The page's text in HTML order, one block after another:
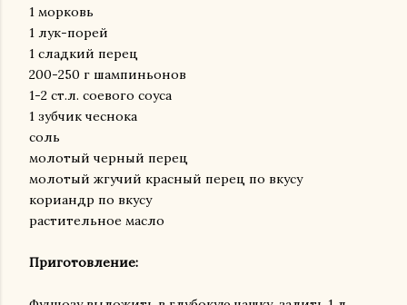
1 морковь
1 лук-порей
1 сладкий перец
200-250 г шампиньонов
1-2 ст.л. соевого соуса
1 зубчик чеснока
соль
молотый черный перец
молотый жгучий красный перец по вкусу
кориандр по вкусу
растительное масло
Приготовление: